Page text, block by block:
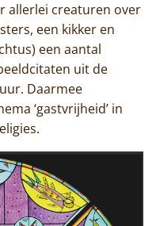
allerlei creaturen over
een kikker en
een aantal
uit de
Daarmee
‘gastvrijheid’ in